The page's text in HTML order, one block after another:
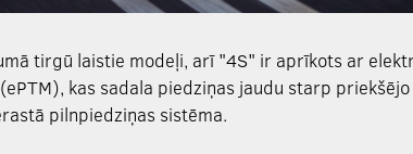
tirgū laistie modeļi, arī "4S" ir aprīkots ar
kas sadala piedziņas jaudu starp
pilnpiedziņas sistēma.